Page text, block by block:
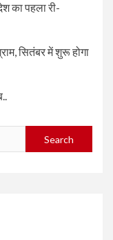
का पहला री-
सितंबर में शुरू होगा